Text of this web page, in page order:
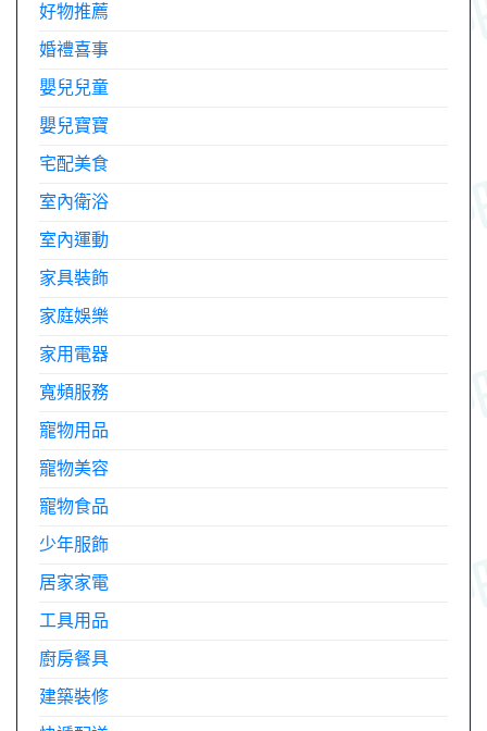
好物推薦
婚禮喜事
嬰兒兒童
嬰兒寶寶
宅配美食
室內衛浴
室內運動
家具裝飾
家庭娛樂
家用電器
寬頻服務
寵物用品
寵物美容
寵物食品
少年服飾
居家家電
工具用品
廚房餐具
建築裝修